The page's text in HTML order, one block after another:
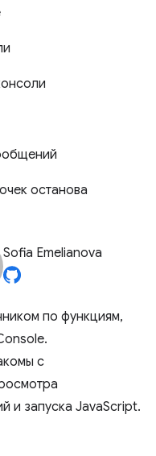
останова
Sofia Emelianova
по функциям,
с
и запуска JavaScript.